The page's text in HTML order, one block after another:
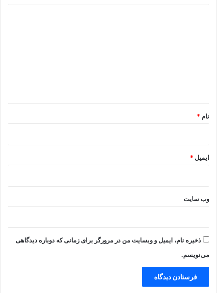
نام *
ایمیل *
وب‌ سایت
ذخیره نام، ایمیل و وبسایت من در مرورگر برای زمانی که دوباره دیدگاهی
می‌نویسم.